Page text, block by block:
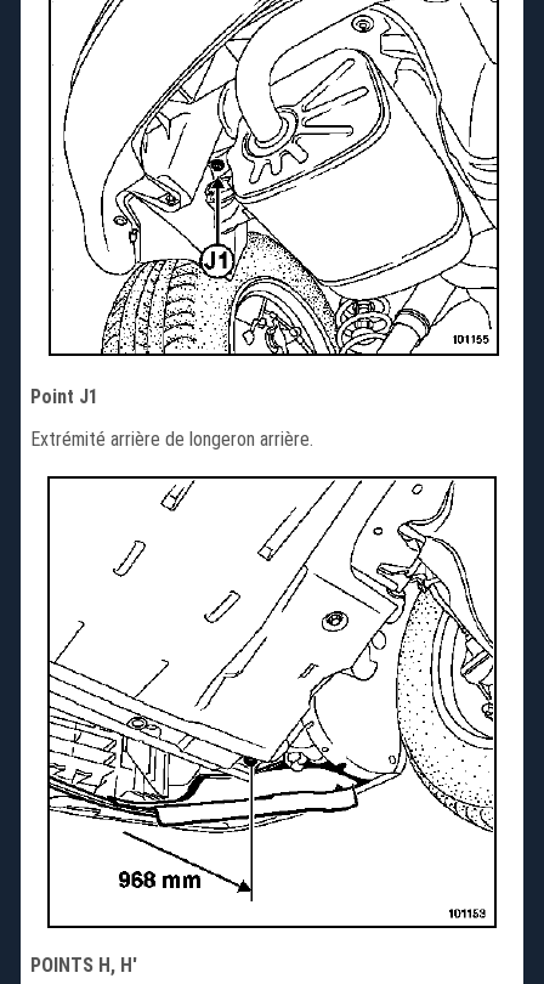
Point J1
Extrémité arrière de longeron arrière.
POINTS H, H'